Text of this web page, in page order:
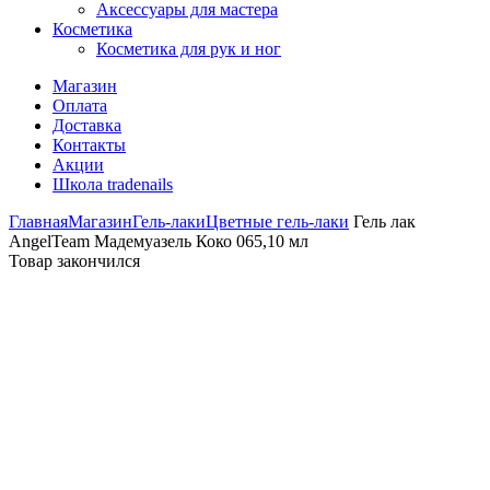
Аксессуары для мастера
Косметика
Косметика для рук и ног
Магазин
Оплата
Доставка
Контакты
Акции
Школа tradenails
ГлавнаяМагазинГель-лакиЦветные гель-лаки Гель лак
AngelTeam Мадемуазель Коко 065,10 мл
Товар закончился